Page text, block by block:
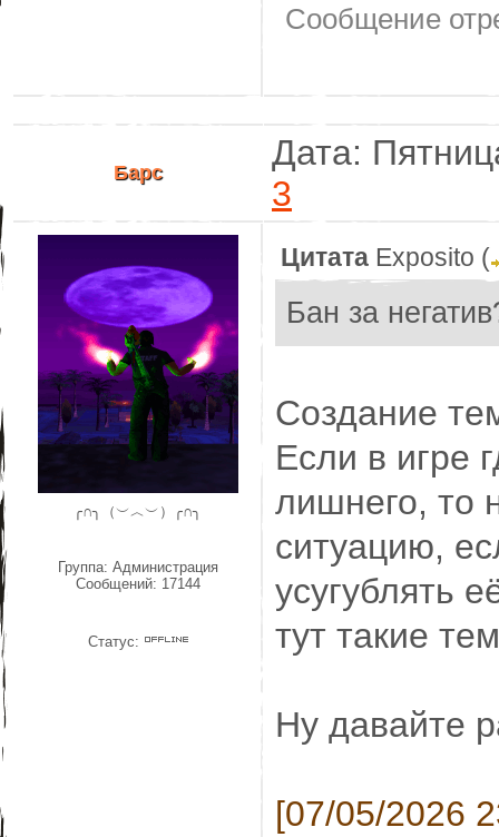
Сообщение
Барс
Дата:
3
╭∩╮（︶︿︶）╭∩╮
Группа: Администрация
Сообщений: 17144
Статус:
Цитата Exposito (
Бан за
Создание
Если в игре
лишнего, то
ситуацию,
усугублять
тут такие
Ну давайте
[07/05/2026